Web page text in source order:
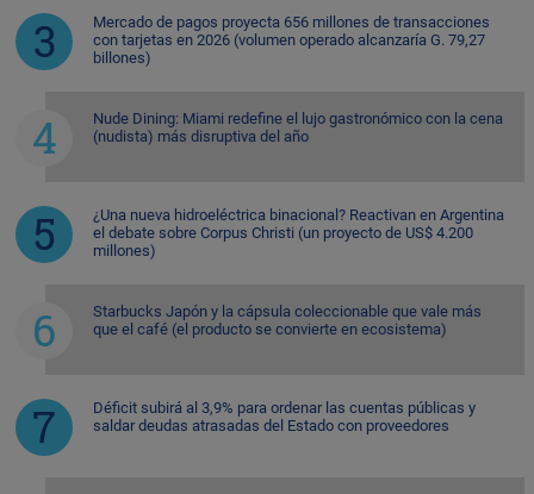
Mercado de pagos proyecta 656 millones de transacciones
con tarjetas en 2026 (volumen operado alcanzaría G. 79,27
billones)
Nude Dining: Miami redefine el lujo gastronómico con la cena
(nudista) más disruptiva del año
¿Una nueva hidroeléctrica binacional? Reactivan en Argentina
el debate sobre Corpus Christi (un proyecto de US$ 4.200
millones)
Starbucks Japón y la cápsula coleccionable que vale más
que el café (el producto se convierte en ecosistema)
Déficit subirá al 3,9% para ordenar las cuentas públicas y
saldar deudas atrasadas del Estado con proveedores